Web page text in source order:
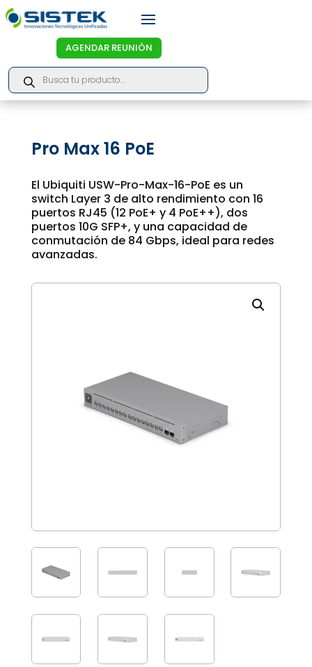
AGENDAR REUNIÓN
Products
search
Pro Max 16 PoE
El Ubiquiti USW-Pro-Max-16-PoE es un
switch Layer 3 de alto rendimiento con 16
puertos RJ45 (12 PoE+ y 4 PoE++), dos
puertos 10G SFP+, y una capacidad de
conmutación de 84 Gbps, ideal para redes
avanzadas.